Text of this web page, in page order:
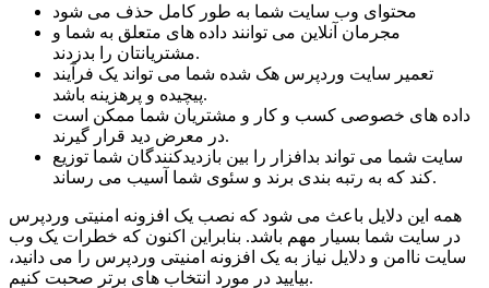
محتوای وب سایت شما به طور کامل حذف می شود
مجرمان آنلاین می توانند داده های متعلق به شما و
مشتریانتان را بدزدند.
تعمیر سایت وردپرس هک شده شما می تواند یک فرآیند
پیچیده و پرهزینه باشد.
داده های خصوصی کسب و کار و مشتریان شما ممکن است
در معرض دید قرار گیرند.
سایت شما می تواند بدافزار را بین بازدیدکنندگان شما توزیع
کند که به رتبه بندی برند و سئوی شما آسیب می رساند.
همه این دلایل باعث می شود که نصب یک افزونه امنیتی وردپرس
در سایت شما بسیار مهم باشد. بنابراین اکنون که خطرات یک وب
سایت ناامن و دلایل نیاز به یک افزونه امنیتی وردپرس را می دانید،
بیایید در مورد انتخاب های برتر صحبت کنیم.